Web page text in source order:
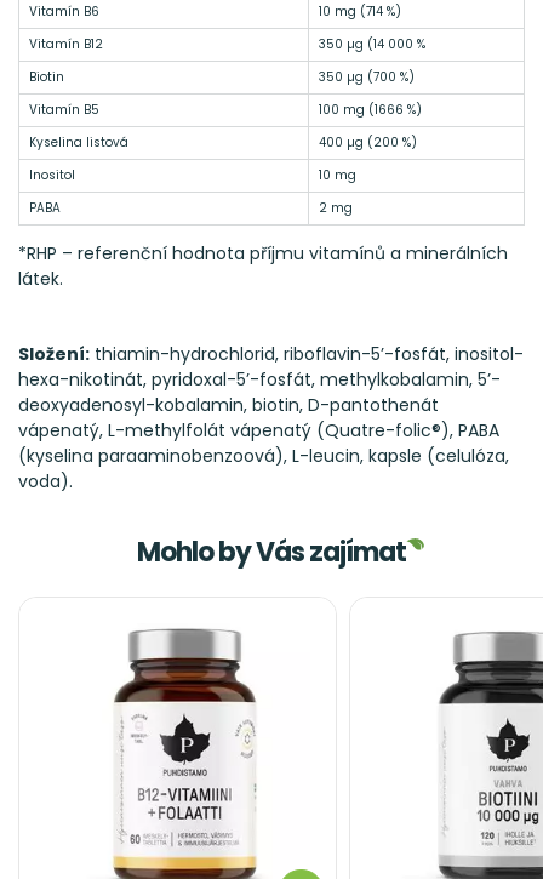
Vitamín B6
10 mg (714 %)
Vitamín B12
350 µg (14 000 %
Biotin
350 µg (700 %)
Vitamín B5
100 mg (1666 %)
Kyselina listová
400 µg (200 %)
Inositol
10 mg
PABA
2 mg
*RHP – referenční hodnota příjmu vitamínů a minerálních
látek.
Složení: thiamin-hydrochlorid, riboflavin-5’-fosfát, inositol-
hexa-nikotinát, pyridoxal-5’-fosfát, methylkobalamin, 5’-
deoxyadenosyl-kobalamin, biotin, D-pantothenát
vápenatý, L-methylfolát vápenatý (Quatre-folic®), PABA
(kyselina paraaminobenzoová), L-leucin, kapsle (celulóza,
voda).
Mohlo by Vás zajímat